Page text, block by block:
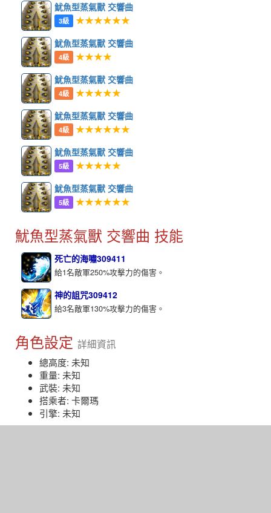
魷魚型蒸氣獸 交響曲
3級 ★★★★★★
魷魚型蒸氣獸 交響曲
4級 ★★★★
魷魚型蒸氣獸 交響曲
4級 ★★★★★
魷魚型蒸氣獸 交響曲
4級 ★★★★★★
魷魚型蒸氣獸 交響曲
5級 ★★★★★
魷魚型蒸氣獸 交響曲
5級 ★★★★★★
魷魚型蒸氣獸 交響曲 技能
死亡的海嘯309411
給1名敵軍250%攻擊力的傷害。
神的詛咒309412
給3名敵軍130%攻擊力的傷害。
角色設定 詳細資訊
總高度: 未知
重量: 未知
武裝: 未知
搭乘者: 卡爾瑪
引擎: 未知